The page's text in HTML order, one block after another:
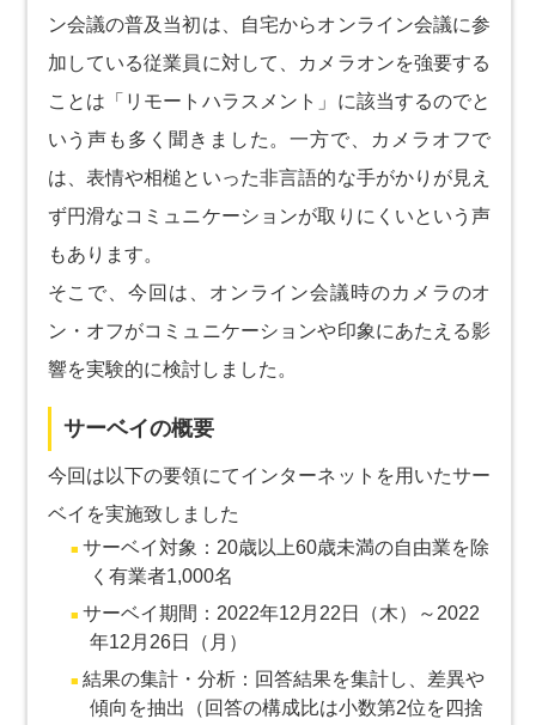
ン会議の普及当初は、自宅からオンライン会議に参
加している従業員に対して、カメラオンを強要する
ことは「リモートハラスメント」に該当するのでと
いう声も多く聞きました。一方で、カメラオフで
は、表情や相槌といった非言語的な手がかりが見え
ず円滑なコミュニケーションが取りにくいという声
もあります。
そこで、今回は、オンライン会議時のカメラのオ
ン・オフがコミュニケーションや印象にあたえる影
響を実験的に検討しました。
サーベイの概要
今回は以下の要領にてインターネットを用いたサー
ベイを実施致しました
サーベイ対象：20歳以上60歳未満の自由業を除
く有業者1,000名
サーベイ期間：2022年12月22日（木）～2022
年12月26日（月）
結果の集計・分析：回答結果を集計し、差異や
傾向を抽出（回答の構成比は小数第2位を四捨